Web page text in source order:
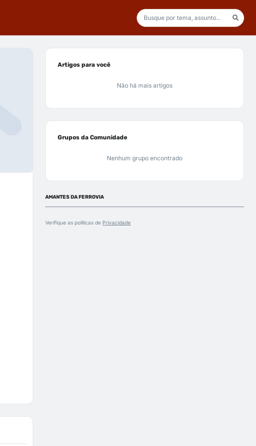
Artigos para você
Não há mais artigos
Grupos da Comunidade
Nenhum grupo encontrado
AMANTES DA FERROVIA
Verifique as políticas de Privacidade